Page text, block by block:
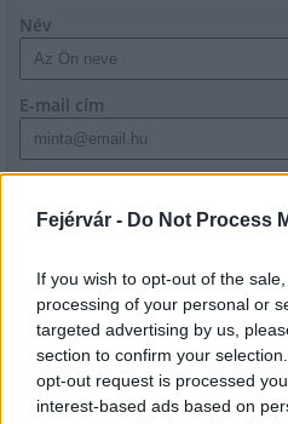
Fejérvár - Do Not Process
If you wish to opt-out of the
processing of your personal or
targeted advertising by us,
section to confirm your
opt-out request is processed
interest-based ads based on
Név
E-mail cím
szabályzatot!
LEGFRISSEBB
Országos hírek